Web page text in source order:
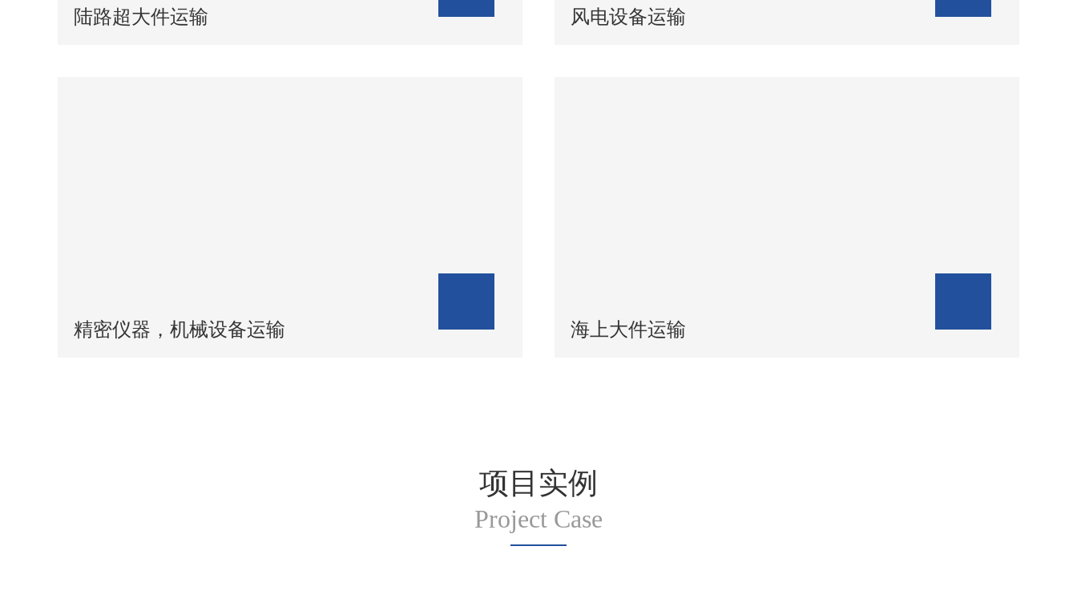
陆路超大件运输 风电设备运输
精密仪器，机械设备运输 海上大件运输
项目实例
Project Case